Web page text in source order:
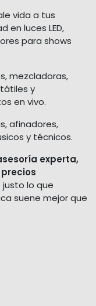
vida a tus
en luces LED,
para shows
mezcladoras,
y
en vivo.
afinadores,
y técnicos.
experta,
lo que
suene mejor que